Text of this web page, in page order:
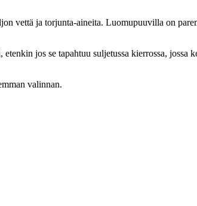
vettä ja torjunta-aineita. Luomupuuvilla on
jos se tapahtuu suljetussa kierrossa,
valinnan.